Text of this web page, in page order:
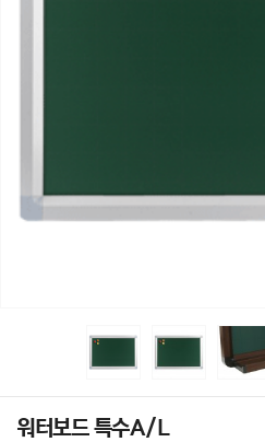
워터보드 특수A/L